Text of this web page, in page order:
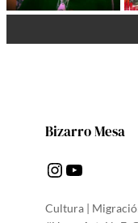
Bizarro Mesa
Instagram YouTube
Cultura |